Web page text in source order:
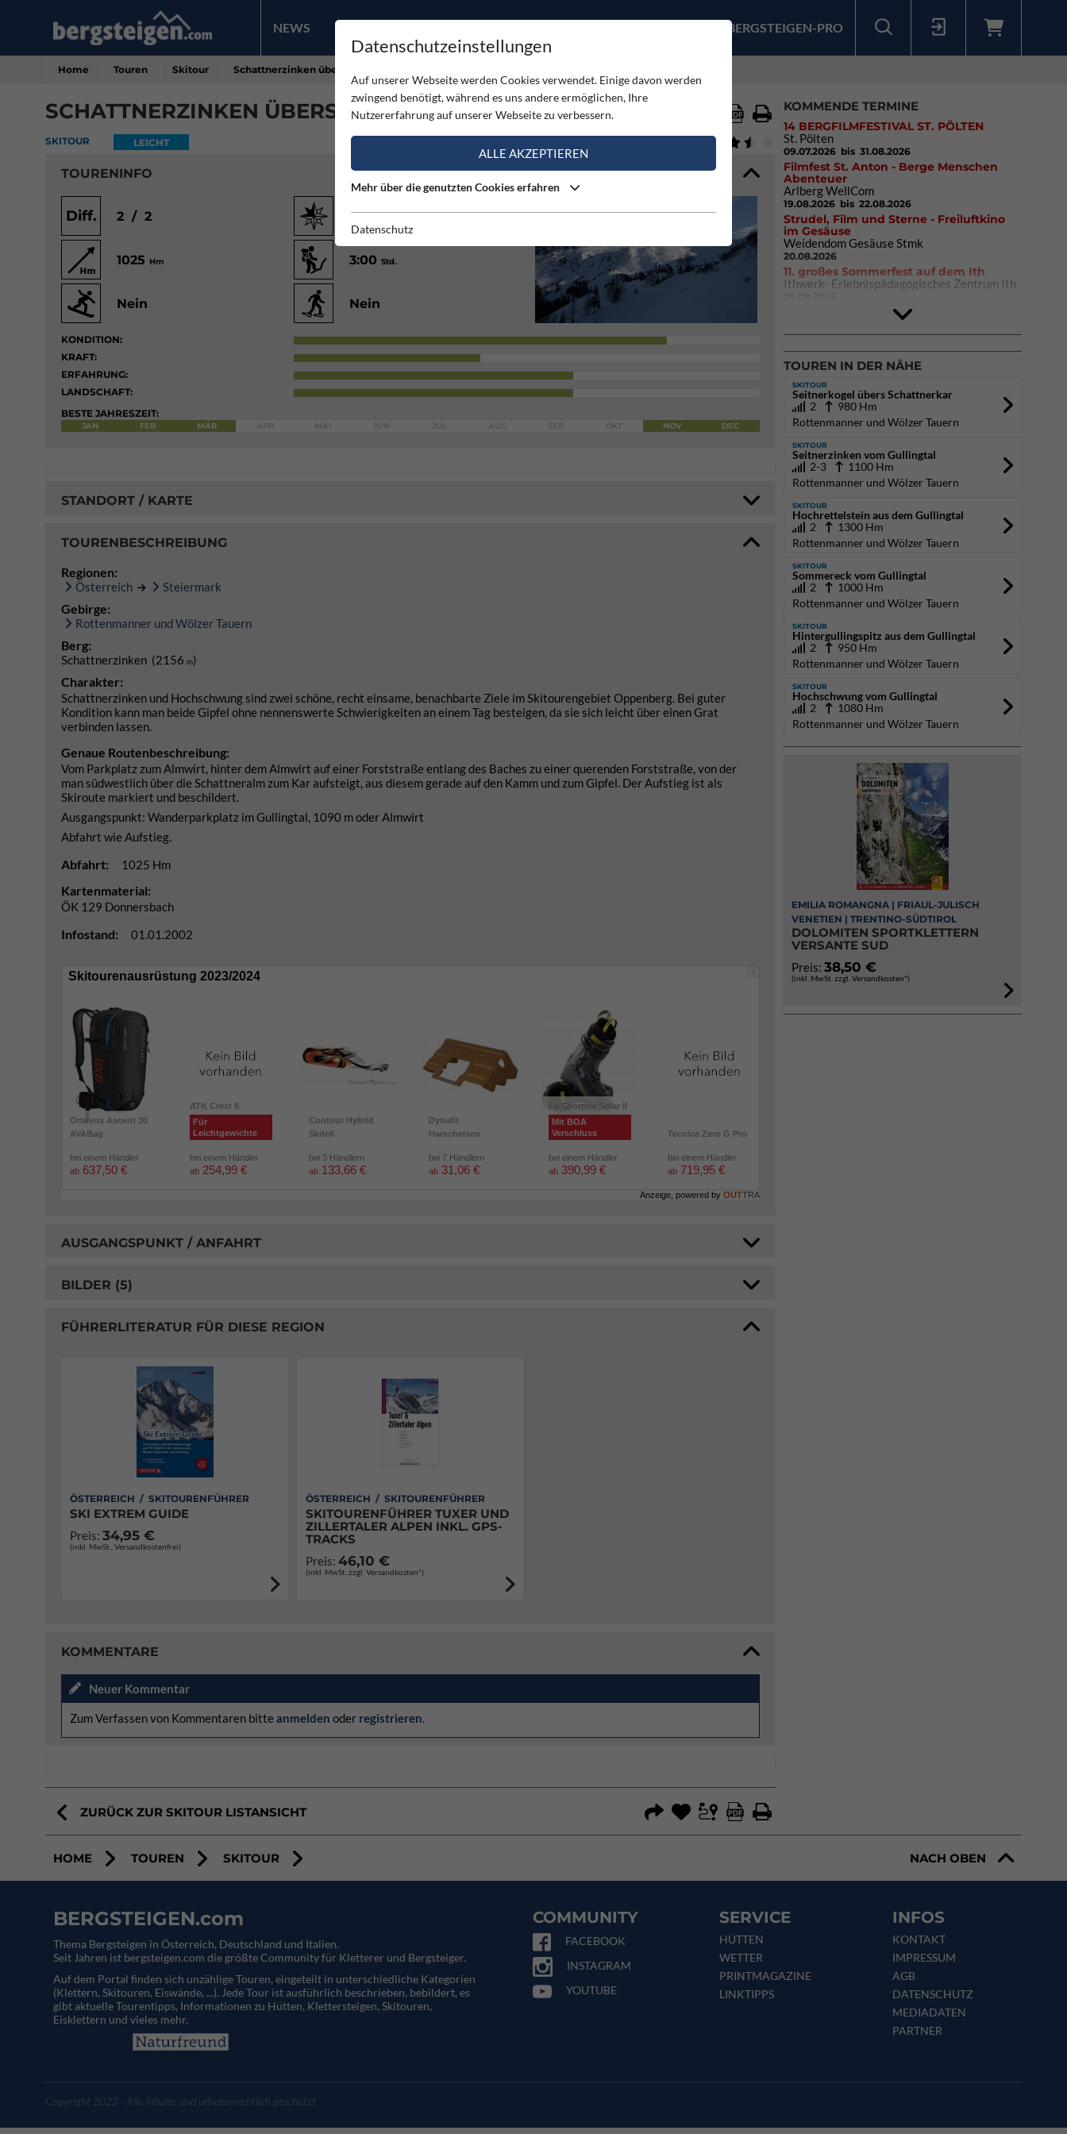
NEWS PRODUKTE BERGSTEIGEN-PRO
Home Touren Skitour Schattnerzinken übers Schattnerkar
SCHATTNERZINKEN ÜBERS SCHATTNERKAR
SKITOUR LEICHT
TOURENINFO
Diff. 2 / 2 Nordwest
1025 Hm 3:00Std.
Nein Nein
KONDITION:
KRAFT:
ERFAHRUNG:
LANDSCHAFT:
BESTE JAHRESZEIT:
JAN FEB MÄR NOV DEC
STANDORT / KARTE
TOURENBESCHREIBUNG
Regionen:
Österreich Steiermark
Gebirge:
Rottenmanner und Wölzer Tauern
Berg:
Schattnerzinken (2156 m)
Charakter:
Schattnerzinken und Hochschwung sind zwei schöne, recht einsame, benachbarte Ziele im Skitourengebiet Oppenberg. Bei guter
Kondition kann man beide Gipfel ohne nennenswerte Schwierigkeiten an einem Tag besteigen, da sie sich leicht über einen Grat
verbinden lassen.
Genaue Routenbeschreibung:
Vom Parkplatz zum Almwirt, hinter dem Almwirt auf einer Forststraße entlang des Baches zu einer querenden Forststraße, von der
man südwestlich über die Schattneralm zum Kar aufsteigt, aus diesem gerade auf den Kamm und zum Gipfel. Der Aufstieg ist als
Skiroute markiert und beschildert.
Ausgangspunkt: Wanderparkplatz im Gullingtal, 1090 m oder Almwirt
Abfahrt wie Aufstieg.
Abfahrt: 1025 Hm
Kartenmaterial:
ÖK 129 Donnersbach
Infostand: 01.01.2002
i
Skitourenausrüstung 2023/2024
Ortovox Ascent 30
AVABag
bei einem Händler
ab 637,50 €
ATK Crest 8
Für
Leichtgewichte
bei einem Händler
ab 254,99 €
Contour Hybrid
Skifell
bei 3 Händlern
ab 133,66 €
Dynafit
Harscheisen
bei 7 Händlern
ab 31,06 €
La Sportiva Solar II
Mit BOA
Verschluss
bei einem Händler
ab 390,99 €
Tecnica Zero G Pro
bei einem Händler
ab 719,95 €
Anzeige, powered by OUTTRA
AUSGANGSPUNKT / ANFAHRT
BILDER (5)
FÜHRERLITERATUR FÜR DIESE REGION
ÖSTERREICH / SKITOURENFÜHRER
SKI EXTREM GUIDE
Preis: 34,95 €
(inkl. MwSt., Versandkostenfrei)
ÖSTERREICH / SKITOURENFÜHRER
SKITOURENFÜHRER TUXER UND
ZILLERTALER ALPEN INKL. GPS-
TRACKS
Preis: 46,10 €
(inkl. MwSt. zzgl. Versandkosten*)
KOMMENTARE
Neuer Kommentar
Zum Verfassen von Kommentaren bitte anmelden oder registrieren.
ZURÜCK ZUR SKITOUR LISTANSICHT
KOMMENDE TERMINE
14 BERGFILMFESTIVAL ST. PÖLTEN
St. Pölten
09.07.2026 bis 31.08.2026
Filmfest St. Anton - Berge Menschen
Abenteuer
Arlberg WellCom
19.08.2026 bis 22.08.2026
Strudel, Film und Sterne - Freiluftkino
im Gesäuse
Weidendom Gesäuse Stmk
20.08.2026
11. großes Sommerfest auf dem Ith
Ithwerk- Erlebnispädagogisches Zentrum Ith
DAV Kletter- & Boulderzentrum München
Süd (Thalkirchen)
TOUREN IN DER NÄHE
SKITOUR
Seitnerkogel übers Schattnerkar
2
980 Hm
Rottenmanner und Wölzer Tauern
SKITOUR
Seitnerzinken vom Gullingtal
2-3
1100 Hm
Rottenmanner und Wölzer Tauern
SKITOUR
Hochrettelstein aus dem Gullingtal
2
1300 Hm
Rottenmanner und Wölzer Tauern
SKITOUR
Sommereck vom Gullingtal
2
1000 Hm
Rottenmanner und Wölzer Tauern
SKITOUR
Hintergullingspitz aus dem Gullingtal
2
950 Hm
Rottenmanner und Wölzer Tauern
SKITOUR
Hochschwung vom Gullingtal
2
1080 Hm
Rottenmanner und Wölzer Tauern
EMILIA ROMANGNA | FRIAUL-JULISCH
VENETIEN | TRENTINO-SÜDTIROL
DOLOMITEN SPORTKLETTERN
VERSANTE SUD
Preis: 38,50 €
(inkl. MwSt. zzgl. Versandkosten*)
HOME TOUREN SKITOUR NACH OBEN
BERGSTEIGEN.com
Thema Bergsteigen in Österreich, Deutschland und Italien.
Seit Jahren ist bergsteigen.com die größte Community für Kletterer und Bergsteiger.
Auf dem Portal finden sich unzählige Touren, eingeteilt in unterschiedliche Kategorien
(Klettern, Skitouren, Eiswände, ...). Jede Tour ist ausführlich beschrieben, bebildert, es
gibt aktuelle Tourentipps, Informationen zu Hütten, Klettersteigen, Skitouren,
Eisklettern und vieles mehr.
COMMUNITY
FACEBOOK
INSTAGRAM
YOUTUBE
SERVICE
HÜTTEN
WETTER
PRINTMAGAZINE
LINKTIPPS
INFOS
KONTAKT
IMPRESSUM
AGB
DATENSCHUTZ
MEDIADATEN
PARTNER
Copyright 2022 - Alle Inhalte sind urheberrechtlich geschützt
Datenschutzeinstellungen
Auf unserer Webseite werden Cookies verwendet. Einige davon werden
zwingend benötigt, während es uns andere ermöglichen, Ihre
Nutzererfahrung auf unserer Webseite zu verbessern.
ALLE AKZEPTIEREN
Mehr über die genutzten Cookies erfahren
Datenschutz